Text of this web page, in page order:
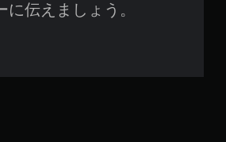
に伝えましょう。